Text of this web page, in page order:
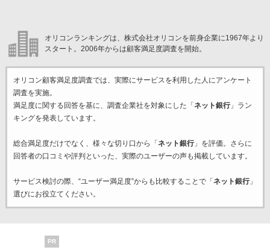
オリコンランキングは、株式会社オリコンを前身企業に1967年より
スタート。2006年からは顧客満足度調査を開始。
オリコン顧客満足度調査では、実際にサービスを利用した 人にアンケート
調査を実施。
満足度に関する回答を基に、調査企業社を対象にした「 ネット銀行」ラン
キングを発表しています。
総合満足度だけでなく、様々な切り口から「 ネット銀行」を評価。さらに
回答者の口コミや評判といった、実際のユーザーの声も掲載しています。
サービス検討の際、“ユーザー満足度”からも比較することで「 ネット銀行」
選びにお役立てください。
PR